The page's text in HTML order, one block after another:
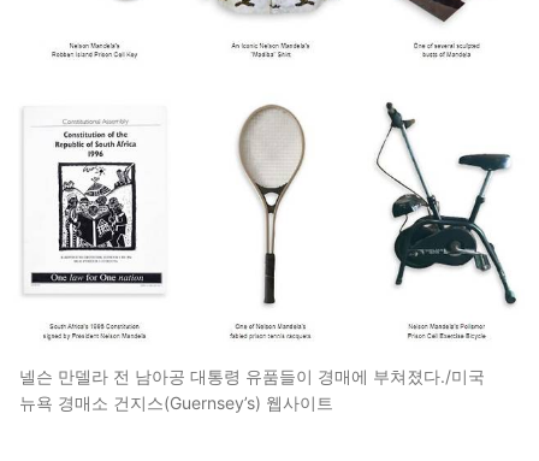
넬슨 만델라 전 남아공 대통령 유품들이 경매에 부쳐졌다./미국
뉴욕 경매소 건지스(Guernsey’s) 웹사이트